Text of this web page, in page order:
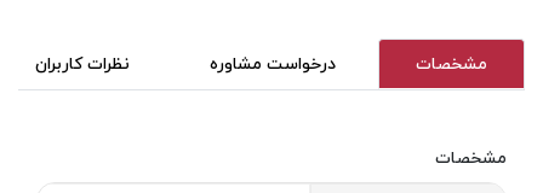
مشخصات درخواست مشاوره نظرات کاربران
مشخصات